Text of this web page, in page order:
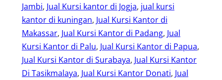
Jambi, Jual Kursi kantor di Jogja, jual kursi
kantor di kuningan, Jual Kursi Kantor di
Makassar, Jual Kursi Kantor di Padang, Jual
Kursi Kantor di Palu, Jual Kursi Kantor di Papua
Jual Kursi Kantor di Surabaya, Jual Kursi Kantor
Di Tasikmalaya, Jual Kursi Kantor Donati, Jual